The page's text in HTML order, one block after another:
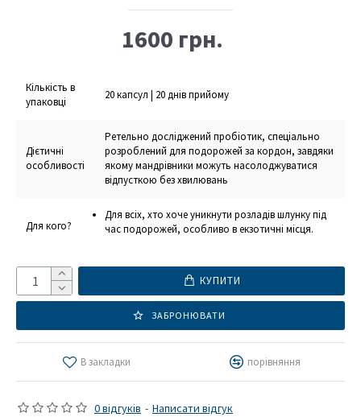
0 відгуків - Написати відгук
1600 грн.
Кількість в
упаковці
20 капсул | 20 днів прийому
Дієтичні
особливості
Ретельно досліджений пробіотик, спеціально
розроблений для подорожей за кордон, завдяки
якому мандрівники можуть насолоджуватися
відпусткою без хвилювань
Для кого?
Для всіх, хто хоче уникнути розладів шлунку під
час подорожей, особливо в екзотичні місця.
КУПИТИ
ЗАБРОНЮВАТИ
В закладки порівняння